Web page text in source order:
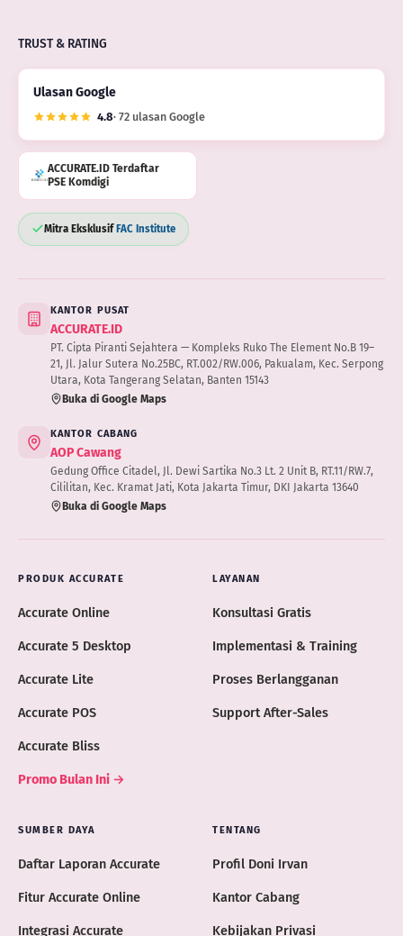
TRUST & RATING
Ulasan Google
4.8· 72 ulasan Google
ACCURATE.ID Terdaftar
PSE Komdigi
Mitra EksklusifFAC Institute
KANTOR PUSAT
ACCURATE.ID
PT. Cipta Piranti Sejahtera — Kompleks Ruko The Element No.B 19–
21, Jl. Jalur Sutera No.25BC, RT.002/RW.006, Pakualam, Kec. Serpong
Utara, Kota Tangerang Selatan, Banten 15143
Buka di Google Maps
KANTOR CABANG
AOP Cawang
Gedung Office Citadel, Jl. Dewi Sartika No.3 Lt. 2 Unit B, RT.11/RW.7,
Cililitan, Kec. Kramat Jati, Kota Jakarta Timur, DKI Jakarta 13640
Buka di Google Maps
PRODUK ACCURATE
Accurate Online
Accurate 5 Desktop
Accurate Lite
Accurate POS
Accurate Bliss
Promo Bulan Ini →
LAYANAN
Konsultasi Gratis
Implementasi & Training
Proses Berlangganan
Support After-Sales
SUMBER DAYA
Daftar Laporan Accurate
Fitur Accurate Online
Integrasi Accurate
TENTANG
Profil Doni Irvan
Kantor Cabang
Kebijakan Privasi